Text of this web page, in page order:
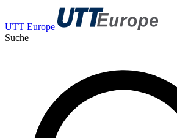
UTT Europe
Suche